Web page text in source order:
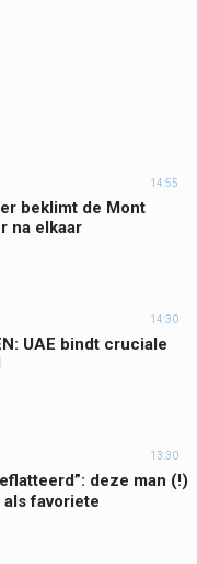
14:55
beklimt de Mont
na elkaar
14:30
UAE bindt cruciale
13:30
deze man (!)
als favoriete